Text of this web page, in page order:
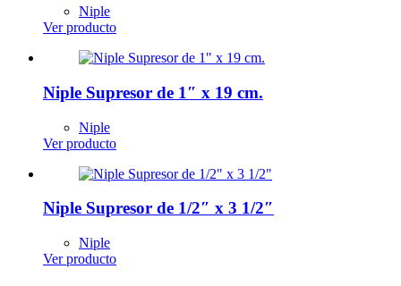
Niple
Ver producto
Niple Supresor de 1″ x 19 cm.
Niple
Ver producto
Niple Supresor de 1/2″ x 3 1/2″
Niple
Ver producto